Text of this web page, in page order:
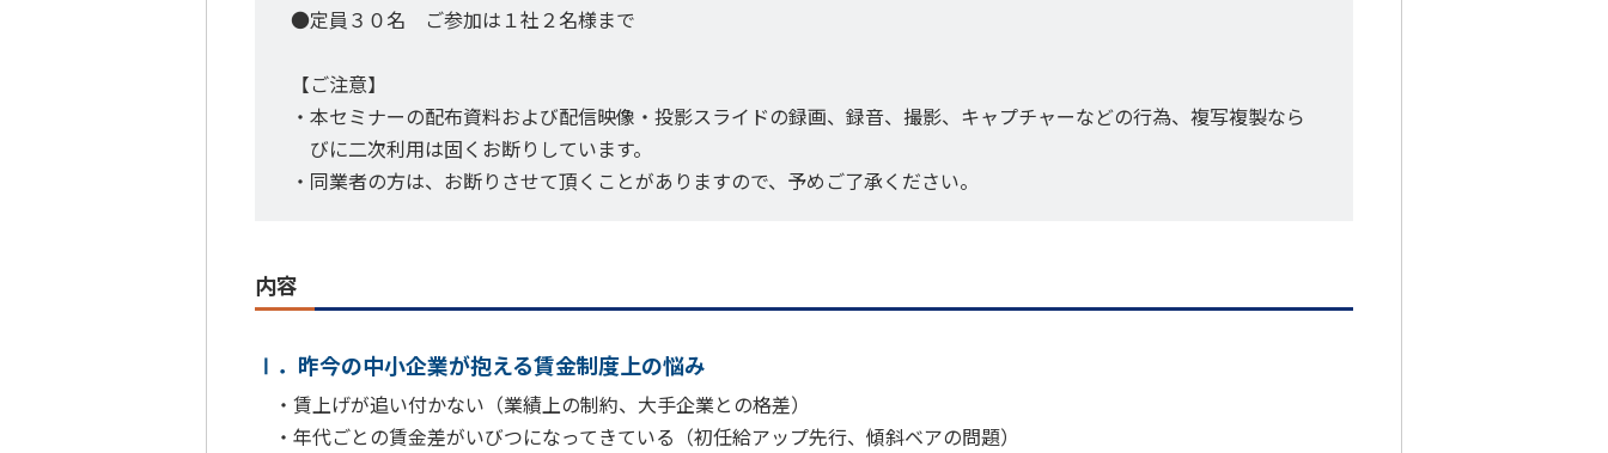
●定員３０名 ご参加は１社２名様まで
【ご注意】
・本セミナーの配布資料および配信映像・投影スライドの録画、録音、撮影、キャプチャーなどの行為、複写複製なら
びに二次利用は固くお断りしています。
・同業者の方は、お断りさせて頂くことがありますので、予めご了承ください。
内容
Ⅰ．昨今の中小企業が抱える賃金制度上の悩み
・賃上げが追い付かない（業績上の制約、大手企業との格差）
・年代ごとの賃金差がいびつになってきている（初任給アップ先行、傾斜ベアの問題）